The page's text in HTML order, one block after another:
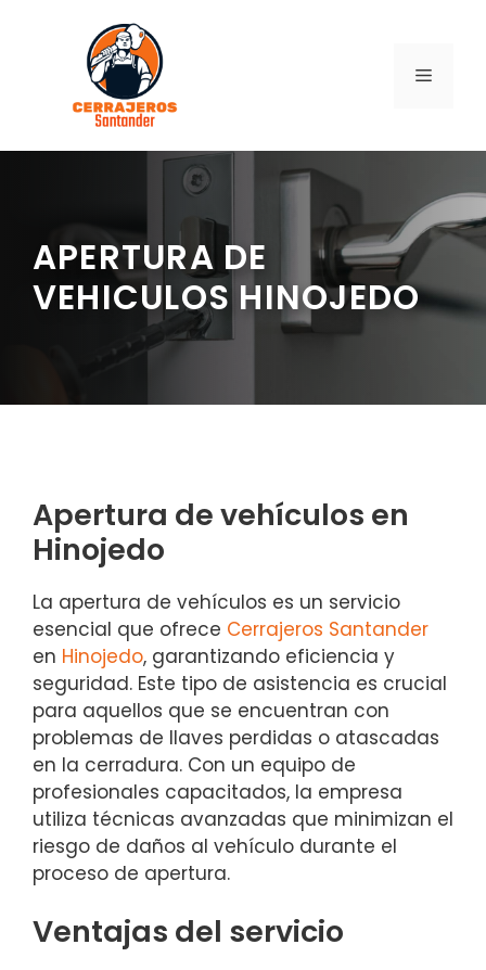
contenido
MENÚ
APERTURA DE
VEHICULOS HINOJEDO
Apertura de vehículos en
Hinojedo
La apertura de vehículos es un servicio
esencial que ofrece Cerrajeros Santander
en Hinojedo, garantizando eficiencia y
seguridad. Este tipo de asistencia es crucial
para aquellos que se encuentran con
problemas de llaves perdidas o atascadas
en la cerradura. Con un equipo de
profesionales capacitados, la empresa
utiliza técnicas avanzadas que minimizan el
riesgo de daños al vehículo durante el
proceso de apertura.
Ventajas del servicio